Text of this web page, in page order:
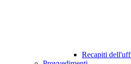
Recapiti